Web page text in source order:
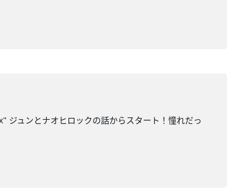
ジュンとナオヒロックの話からスタート！憧れだっ